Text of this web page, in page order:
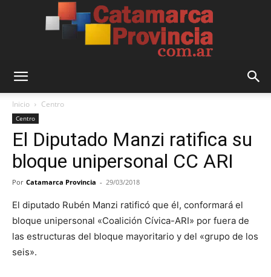
Provincia
Inicio Centro
Centro
El Diputado Manzi ratifica su
bloque unipersonal CC ARI
Por Catamarca Provincia - 29/03/2018
El diputado Rubén Manzi ratificó que él, conformará el
bloque unipersonal «Coalición Cívica-ARI» por fuera de
las estructuras del bloque mayoritario y del «grupo de los
seis».